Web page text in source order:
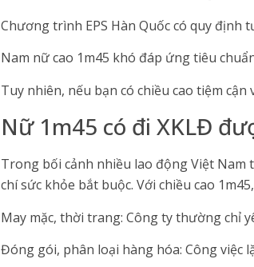
Chương trình EPS Hàn Quốc có quy định
Nam nữ cao 1m45 khó đáp ứng tiêu
Tuy nhiên, nếu bạn có chiều cao tiệm
Nữ 1m45 có đi XKLĐ
Trong bối cảnh nhiều lao động Việt Nam
chí sức khỏe bắt buộc. Với chiều cao
May mặc, thời trang: Công ty thường chỉ
Đóng gói, phân loại hàng hóa: Công việc